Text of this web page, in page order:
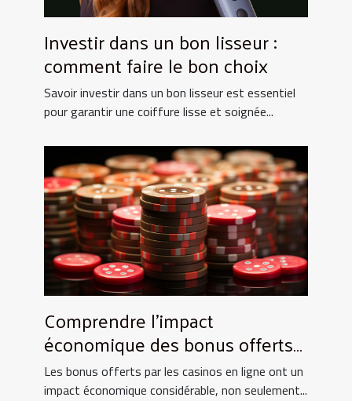
Investir dans un bon lisseur :
comment faire le bon choix
Savoir investir dans un bon lisseur est essentiel
pour garantir une coiffure lisse et soignée...
Comprendre l'impact
économique des bonus offerts
par les casinos en ligne
Les bonus offerts par les casinos en ligne ont un
impact économique considérable, non seulement...